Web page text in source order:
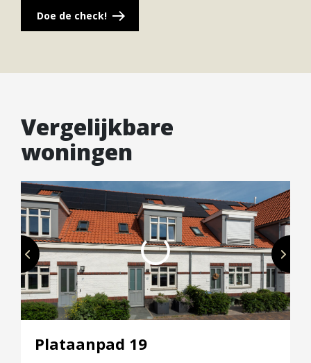
warmtepomp met bodembron, zonnepanelen,
vloerverwarming én vloerkoeling
Doe de check!
Vergelijkbare
woningen
Plataanpad 19